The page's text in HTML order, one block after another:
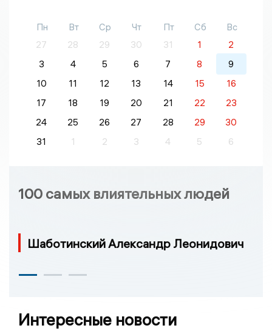
Пн Вт Ср Чт Пт Сб
Вс
27
28 29 30 31 1
2
3
4 5 6 7 8
9
10
11 12 13 14 15
16
17
18 19 20 21 22
23
24
25 26 27 28 29
30
31
1 2 3 4 5 6
100 самых влиятельных людей
Шаботинский Александр Леонидович
Интересные новости